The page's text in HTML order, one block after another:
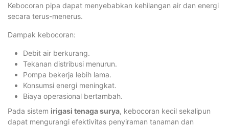
Kebocoran pipa dapat menyebabkan kehilangan air dan energi
secara terus-menerus.
Dampak kebocoran:
Debit air berkurang.
Tekanan distribusi menurun.
Pompa bekerja lebih lama.
Konsumsi energi meningkat.
Biaya operasional bertambah.
Pada sistem irigasi tenaga surya, kebocoran kecil sekalipun
dapat mengurangi efektivitas penyiraman tanaman dan